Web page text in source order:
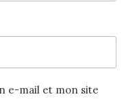
e-mail et mon site